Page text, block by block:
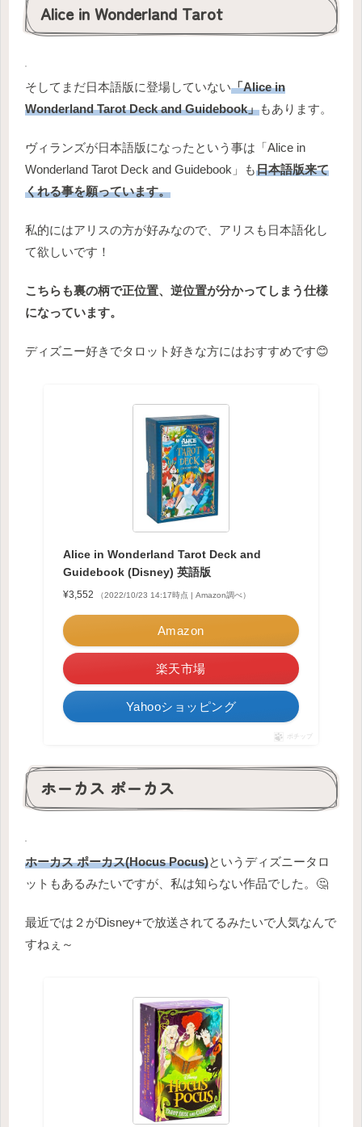
Alice in Wonderland Tarot
そしてまだ日本語版に登場していない「Alice in
Wonderland Tarot Deck and Guidebook」もあります。
ヴィランズが日本語版になったという事は「Alice in
Wonderland Tarot Deck and Guidebook」も日本語版来て
くれる事を願っています。
私的にはアリスの方が好みなので、アリスも日本語化し
て欲しいです！
こちらも裏の柄で正位置、逆位置が分かってしまう仕様
になっています。
ディズニー好きでタロット好きな方にはおすすめです😊
Alice in Wonderland Tarot Deck and
Guidebook (Disney) 英語版
¥3,552 （2022/10/23 14:17時点 | Amazon調べ）
Amazon
楽天市場
Yahooショッピング
ポチップ
ホーカス ポーカス
ホーカス ポーカス(Hocus Pocus)というディズニータロ
ットもあるみたいですが、私は知らない作品でした。🤔
最近では２がDisney+で放送されてるみたいで人気なんで
すねぇ～